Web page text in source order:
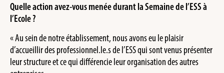
Quelle action avez-vous menée durant la Semaine de l’ESS à
l’Ecole ?
« Au sein de notre établissement, nous avons eu le plaisir
d’accueillir des professionnel.le.s de l’ESS qui sont venus présenter
leur structure et ce qui différencie leur organisation des autres